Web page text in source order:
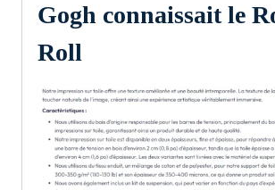
Gogh connaissait le
Roll